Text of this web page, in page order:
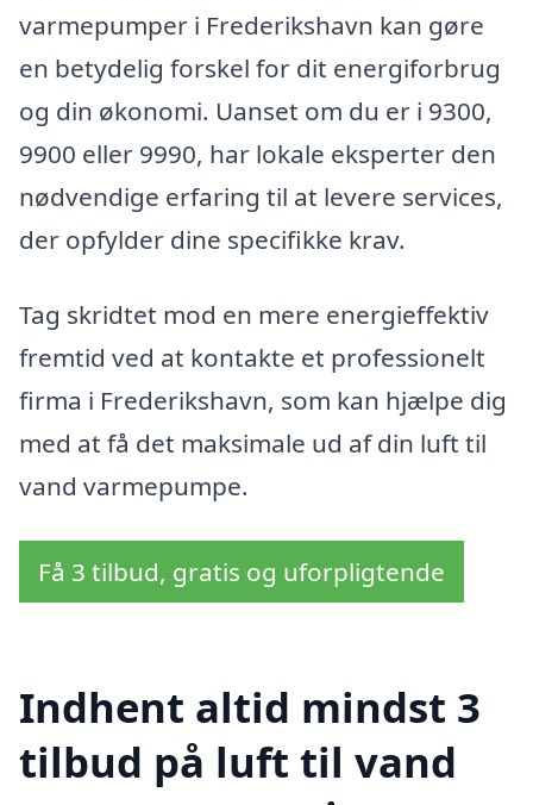
varmepumper i Frederikshavn kan gøre
en betydelig forskel for dit energiforbrug
og din økonomi. Uanset om du er i 9300,
9900 eller 9990, har lokale eksperter den
nødvendige erfaring til at levere services,
der opfylder dine specifikke krav.
Tag skridtet mod en mere energieffektiv
fremtid ved at kontakte et professionelt
firma i Frederikshavn, som kan hjælpe dig
med at få det maksimale ud af din luft til
vand varmepumpe.
Få 3 tilbud, gratis og uforpligtende
Indhent altid mindst 3
tilbud på luft til vand